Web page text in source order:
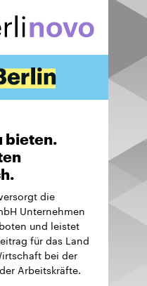
bieten.
die
Unternehmen
und leistet
für das Land
bei der
Arbeitskräfte.